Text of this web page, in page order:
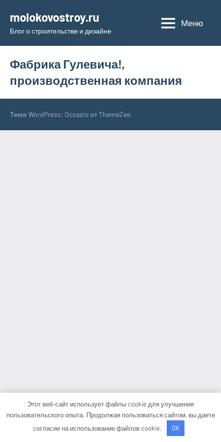
содержимому
molokovostroy.ru
Блог о строительстве и дизайне
Меню
Фабрика Гулевича!,
производственная компания
Тема WordPress: Occasio от ThemeZee.
Этот веб-сайт использует файлы cookie для улучшения
пользовательского опыта. Продолжая пользоваться сайтом, вы даете
согласие на использование файлов cookie.
OK